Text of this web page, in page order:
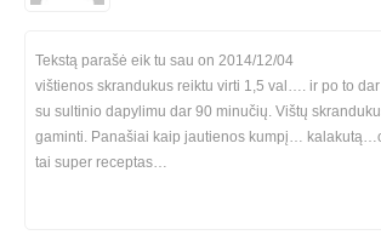
Tekstą parašė eik tu sau on 2014/12/04
vištienos skrandukus reiktu virti 1,5 val…. ir po to
su sultinio dapylimu dar 90 minučių. Vištų
gaminti. Panašiai kaip jautienos kumpį…
tai super receptas…